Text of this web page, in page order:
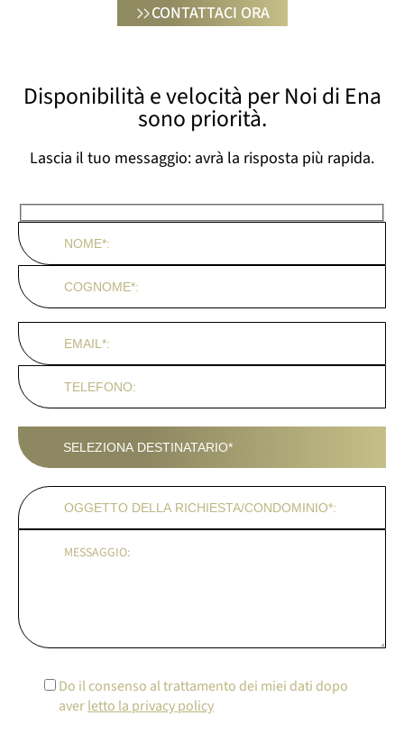
CONTATTACI ORA
Disponibilità e velocità per Noi di Ena
sono priorità.
Lascia il tuo messaggio: avrà la risposta più rapida.
Do il consenso al trattamento dei miei dati dopo
averletto la privacy policy